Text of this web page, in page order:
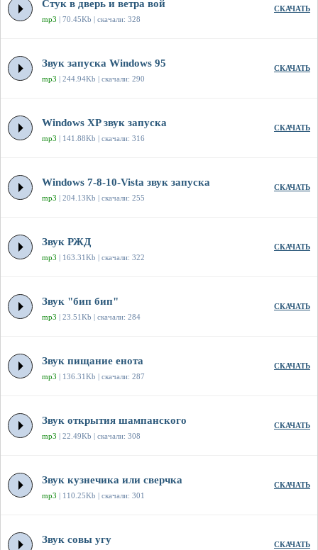
Стук в дверь и ветра вой
mp3 | 70.45Kb | скачали: 328
СКАЧАТЬ
Звук запуска Windows 95
mp3 | 244.94Kb | скачали: 290
СКАЧАТЬ
Windows XP звук запуска
mp3 | 141.88Kb | скачали: 316
СКАЧАТЬ
Windows 7-8-10-Vista звук запуска
mp3 | 204.13Kb | скачали: 255
СКАЧАТЬ
Звук РЖД
mp3 | 163.31Kb | скачали: 322
СКАЧАТЬ
Звук "бип бип"
mp3 | 23.51Kb | скачали: 284
СКАЧАТЬ
Звук пищание енота
mp3 | 136.31Kb | скачали: 287
СКАЧАТЬ
Звук открытия шампанского
mp3 | 22.49Kb | скачали: 308
СКАЧАТЬ
Звук кузнечика или сверчка
mp3 | 110.25Kb | скачали: 301
СКАЧАТЬ
Звук совы угу СКАЧАТЬ